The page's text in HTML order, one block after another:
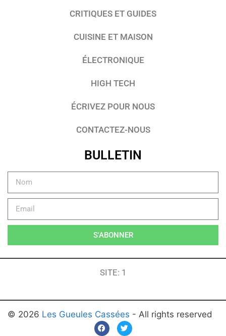
CRITIQUES ET GUIDES
CUISINE ET MAISON
ÉLECTRONIQUE
HIGH TECH
ÉCRIVEZ POUR NOUS
CONTACTEZ-NOUS
BULLETIN
S'ABONNER
SITE: 1
© 2026 Les Gueules Cassées - All rights reserved